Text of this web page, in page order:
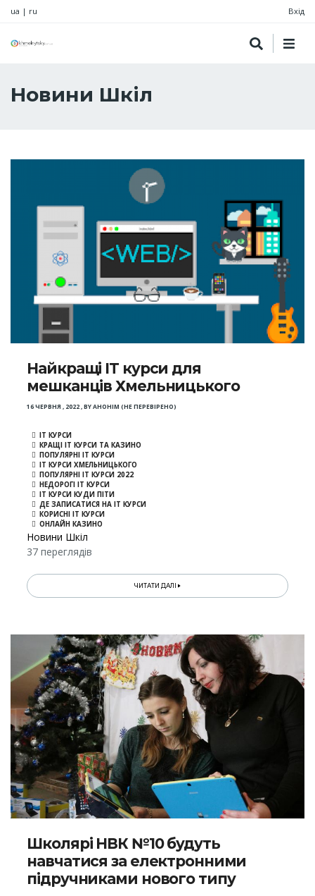
ua | ru Вхід
Новини Шкіл
Найкращі IT курси для
мешканців Хмельницького
16 ЧЕРВНЯ , 2022,BYАНОНІМ (НЕ ПЕРЕВІРЕНО)
IT КУРСИ
КРАЩІ IT КУРСИ ТА КАЗИНО
ПОПУЛЯРНІ IT КУРСИ
IT КУРСИ ХМЕЛЬНИЦЬКОГО
ПОПУЛЯРНІ IT КУРСИ 2022
НЕДОРОГІ IT КУРСИ
IT КУРСИ КУДИ ПІТИ
ДЕ ЗАПИСАТИСЯ НА IT КУРСИ
КОРИСНІ IT КУРСИ
ОНЛАЙН КАЗИНО
Новини Шкіл
37 переглядів
ЧИТАТИ ДАЛІ
Школярі НВК №10 будуть
навчатися за електронними
підручниками нового типу